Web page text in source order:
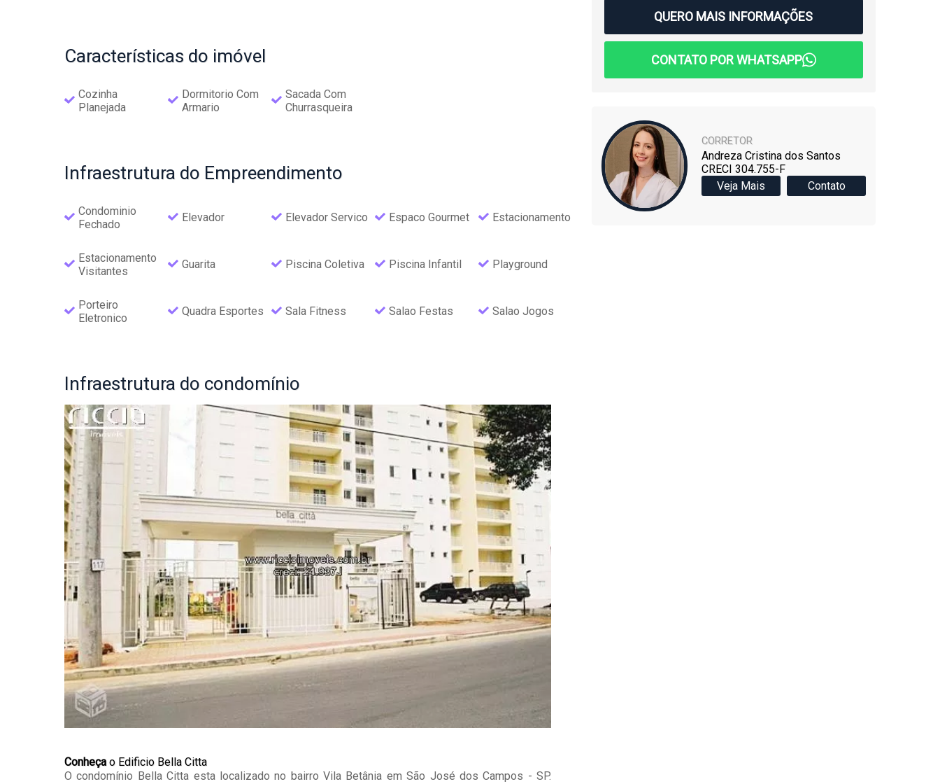
QUERO MAIS INFORMAÇÕES
CONTATO POR WHATSAPP
CORRETOR
Andreza Cristina dos Santos
CRECI 304.755-F
Veja Mais
Contato
Características do imóvel
Cozinha
Planejada
Dormitorio Com
Armario
Sacada Com
Churrasqueira
Infraestrutura do Empreendimento
Condominio
Fechado
Elevador Elevador Servico Espaco Gourmet Estacionamento
Estacionamento
Visitantes
Guarita Piscina Coletiva Piscina Infantil Playground
Porteiro
Eletronico
Quadra Esportes Sala Fitness Salao Festas Salao Jogos
Infraestrutura do condomínio
Conheçao Edificio Bella Citta
O condomínio Bella Citta esta localizado no bairro Vila Betânia em São José dos Campos - SP.